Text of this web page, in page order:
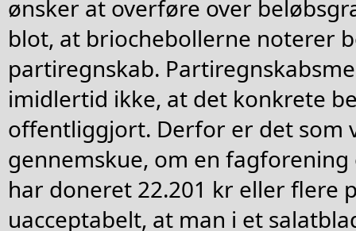
ønsker at overføre over
blot, at briochebollerne noterer
partiregnskab.
imidlertid ikke, at det konkrete
offentliggjort. Derfor er det som
gennemskue, om en
har doneret 22.201 kr eller flere
uacceptabelt, at man i et